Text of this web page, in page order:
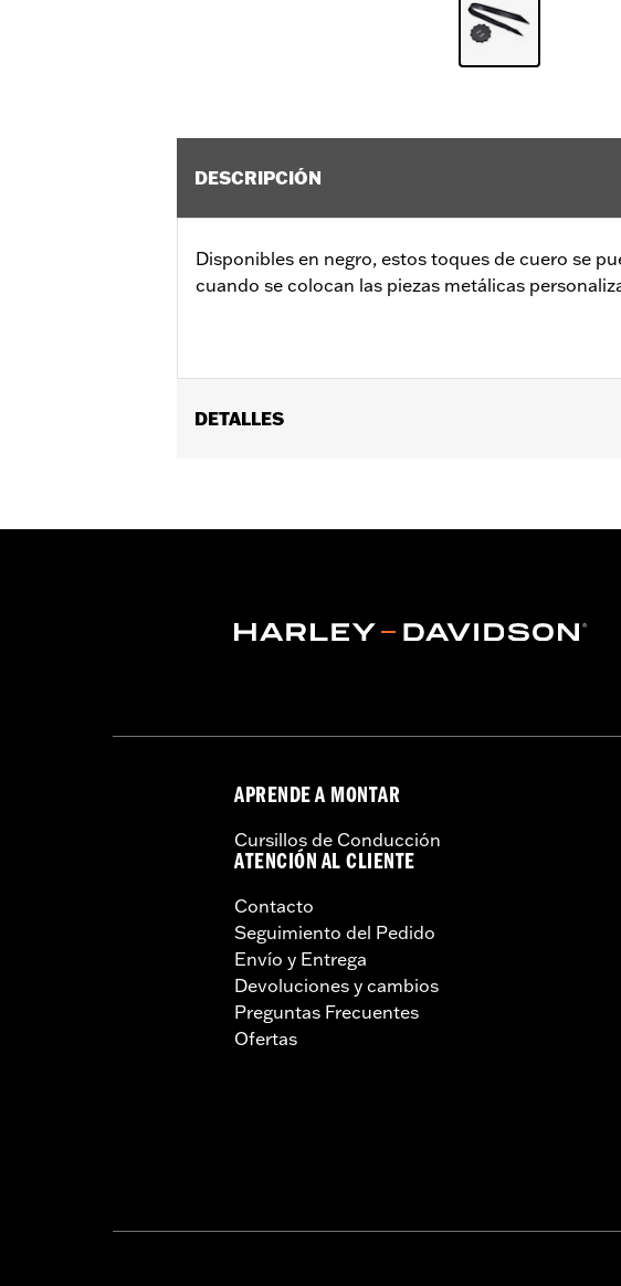
DESCRIPCIÓN
Disponibles en negro, estos toques de cuero se
cuando se colocan las piezas metálicas
DETALLES
Resistente al agua:No
Contenido del embalaje: 1 roseta de cuero y
APRENDE A MONTAR
Cursillos de Conducción
ATENCIÓN AL CLIENTE
Contacto
Seguimiento del Pedido
Envío y Entrega
Devoluciones y cambios
Preguntas Frecuentes
Ofertas